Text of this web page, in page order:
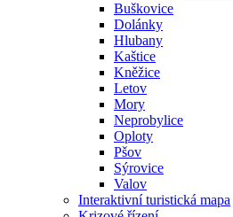
Buškovice
Dolánky
Hlubany
Kaštice
Kněžice
Letov
Mory
Neprobylice
Oploty
Pšov
Sýrovice
Valov
Interaktivní turistická mapa